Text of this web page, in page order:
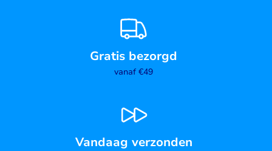
Gratis bezorgd
vanaf €49
Vandaag verzonden